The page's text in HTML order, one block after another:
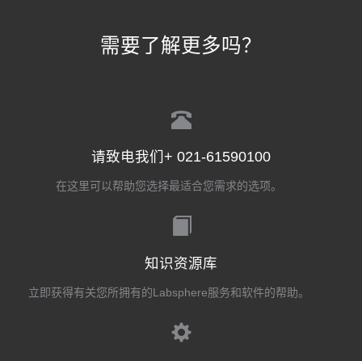
需要了解更多吗？
请致电我们+ 021-61590100
在这里可以帮助您选择最适合您需求的选项。
知识资源库
立即获得有关您所拥有的Labsphere服务和软件的帮助。